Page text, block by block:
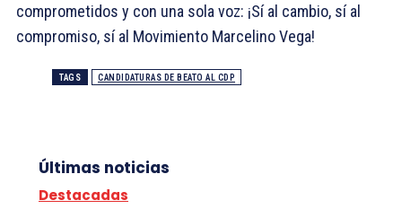
comprometidos y con una sola voz: ¡Sí al cambio, sí al
compromiso, sí al Movimiento Marcelino Vega!
TAGS CANDIDATURAS DE BEATO AL CDP
Últimas noticias
Destacadas